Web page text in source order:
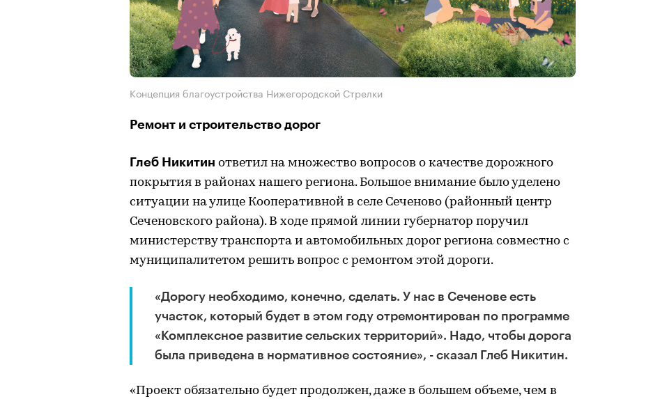
Концепция благоустройства Нижегородской Стрелки
Ремонт и строительство дорог
Глеб Никитин ответил на множество вопросов о качестве дорожного
покрытия в районах нашего региона. Большое внимание было уделено
ситуации на улице Кооперативной в селе Сеченово (районный центр
Сеченовского района). В ходе прямой линии губернатор поручил
министерству транспорта и автомобильных дорог региона совместно с
муниципалитетом решить вопрос с ремонтом этой дороги.
«Дорогу необходимо, конечно, сделать. У нас в Сеченове есть
участок, который будет в этом году отремонтирован по программе
«Комплексное развитие сельских территорий». Надо, чтобы дорога
была приведена в нормативное состояние», - сказал Глеб Никитин.
«Проект обязательно будет продолжен, даже в большем объеме, чем в